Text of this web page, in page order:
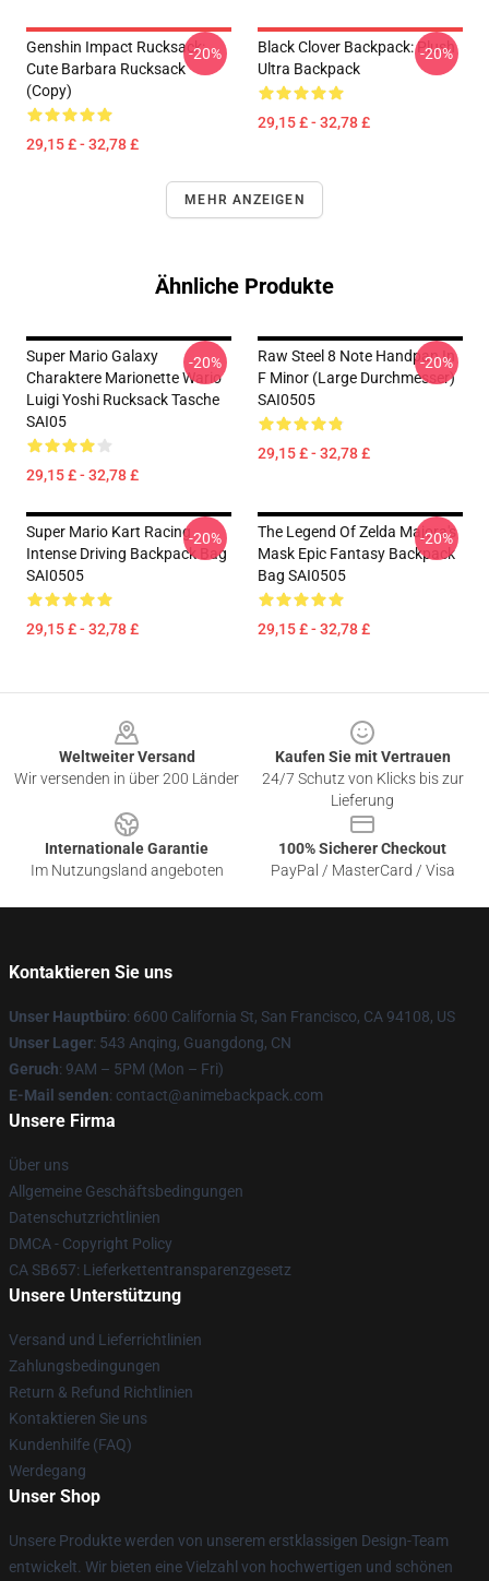
Genshin Impact Rucksack:
Cute Barbara Rucksack
(Copy)
29,15 £ - 32,78 £
-20%
Black Clover Backpack: Plush
Ultra Backpack
29,15 £ - 32,78 £
-20%
MEHR ANZEIGEN
Ähnliche Produkte
Super Mario Galaxy
Charaktere Marionette Wario
Luigi Yoshi Rucksack Tasche
SAI05
29,15 £ - 32,78 £
-20%
Raw Steel 8 Note Handpan In
F Minor (Large Durchmesser)
SAI0505
29,15 £ - 32,78 £
-20%
Super Mario Kart Racing
Intense Driving Backpack Bag
SAI0505
29,15 £ - 32,78 £
-20%
The Legend Of Zelda Majora's
Mask Epic Fantasy Backpack
Bag SAI0505
29,15 £ - 32,78 £
-20%
Weltweiter Versand
Wir versenden in über 200 Länder
Kaufen Sie mit Vertrauen
24/7 Schutz von Klicks bis zur
Lieferung
Internationale Garantie
Im Nutzungsland angeboten
100% Sicherer Checkout
PayPal / MasterCard / Visa
Kontaktieren Sie uns
Unser Hauptbüro: 6600 California St, San Francisco, CA 94108, US
Unser Lager: 543 Anqing, Guangdong, CN
Geruch: 9AM – 5PM (Mon – Fri)
E-Mail senden: contact@animebackpack.com
Unsere Firma
Über uns
Allgemeine Geschäftsbedingungen
Datenschutzrichtlinien
DMCA - Copyright Policy
CA SB657: Lieferkettentransparenzgesetz
Unsere Unterstützung
Versand und Lieferrichtlinien
Zahlungsbedingungen
Return & Refund Richtlinien
Kontaktieren Sie uns
Kundenhilfe (FAQ)
Werdegang
Unser Shop
Unsere Produkte werden von unserem erstklassigen Design-Team
entwickelt. Wir bieten eine Vielzahl von hochwertigen und schönen